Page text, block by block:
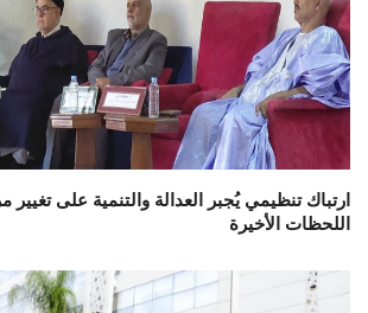
ارتباك تنظيمي يُجبر العدالة والتنمية على
اللحظات الأخيرة